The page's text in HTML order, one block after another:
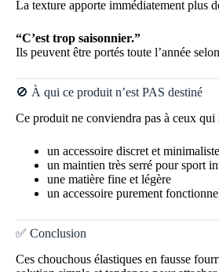
La texture apporte immédiatement plus
“C’est trop saisonnier.”
Ils peuvent être portés toute l’année
🚫 À qui ce produit n’est PAS destiné
Ce produit ne conviendra pas à ceux qui
un accessoire discret et minimaliste
un maintien très serré pour sport
une matière fine et légère
un accessoire purement
✅ Conclusion
Ces chouchous élastiques en fausse